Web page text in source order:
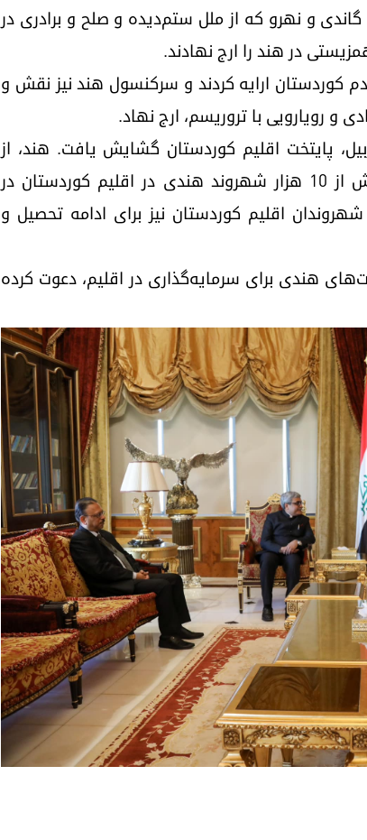
گاندی و نهرو که از ملل ستم‌دیده و صلح و برادری در
در هند را ارج نهادند.
کوردستان ارایه کردند و سرکنسول هند نیز نقش و
و رویارویی با تروریسم، ارج نهاد.
طور رسمی در اربیل، پایتخت اقلیم کوردستان گشایش یافت. هند، از
خریداران نفت خام اقلیم کوردستان بوده است. بیش از ١٠ هزار شهروند هندی در اقلیم کوردستان در
اقلیم کوردستان نیز برای ادامه تحصیل و
هندی برای سرمایه‌گذاری در اقلیم، دعوت کرده